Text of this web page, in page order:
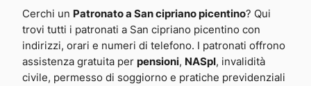
Cerchi un Patronato a San cipriano picentino? Qui
trovi tutti i patronati a San cipriano picentino con
indirizzi, orari e numeri di telefono. I patronati offrono
assistenza gratuita per pensioni, NASpI , invalidità
civile, permesso di soggiorno e pratiche previdenziali